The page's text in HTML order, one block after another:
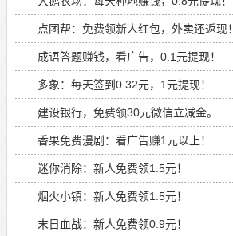
点团帮：免费领新人红包，外卖还返现！
成语答题赚钱，看广告，0.1元提现！
多象：每天签到0.32元，1元提现！
建设银行，免费领30元微信立减金。
香果免费漫剧：看广告赚1元以上！
迷你消除：新人免费领1.5元！
烟火小镇：新人免费领1.5元！
末日血战：新人免费领0.9元！